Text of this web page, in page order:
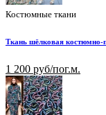
Костюмные ткани
Ткань шёлковая костюмно-
1 200 руб/пог.м.